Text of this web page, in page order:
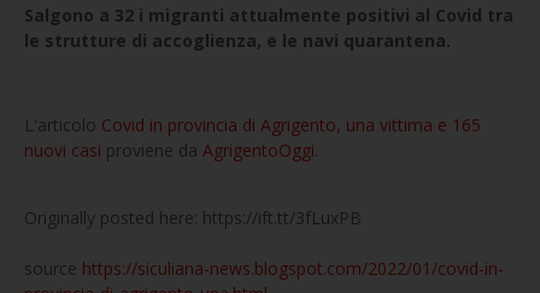
Salgono a 32 i migranti attualmente positivi al Covid tra
le strutture di accoglienza, e le navi quarantena.
L'articolo Covid in provincia di Agrigento, una vittima e 165
nuovi casi proviene da AgrigentoOggi.
Originally posted here: https://ift.tt/3fLuxPB
source https://siculiana-news.blogspot.com/2022/01/covid-in-